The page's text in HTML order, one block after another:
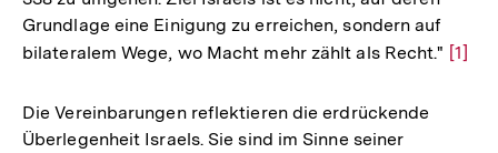
Grundlage eine Einigung zu erreichen, sondern auf
bilateralem Wege, wo Macht mehr zählt als Recht." Zur
[1]
Die Vereinbarungen reflektieren die erdrückende
Überlegenheit Israels. Sie sind im Sinne seiner